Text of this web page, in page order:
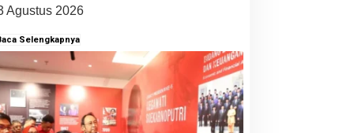
Agustus 2026
Selengkapnya